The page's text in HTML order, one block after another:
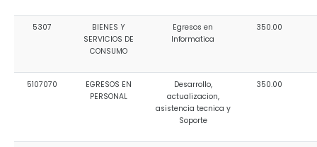
5307
BIENES Y
SERVICIOS DE
CONSUMO
Egresos en
Informatica
350.00
5107070
EGRESOS EN
PERSONAL
Desarrollo,
actualizacion,
asistencia tecnica y
Soporte
350.00